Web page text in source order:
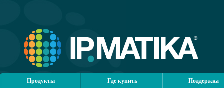
Продукты Где купить Поддержка